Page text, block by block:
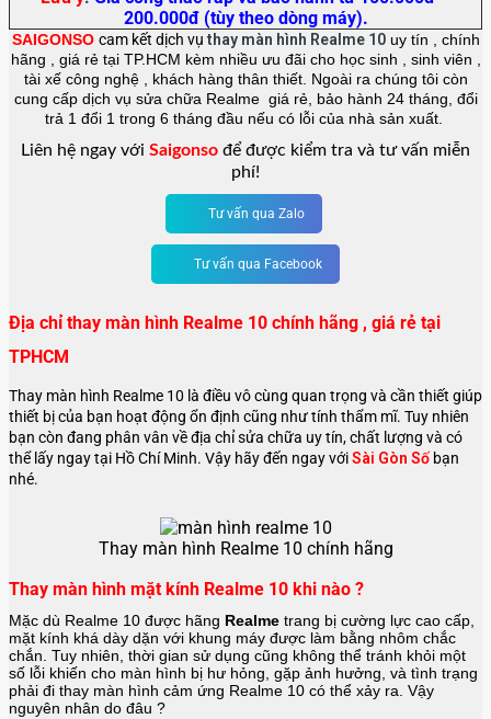
200.000đ (tùy theo dòng máy).
SAIGONSO cam kết dịch vụthay màn hình Realme 10 uy tín , chính
hãng , giá rẻ tại TP.HCM kèm nhiều ưu đãi cho học sinh , sinh viên ,
tài xế công nghệ , khách hàng thân thiết. Ngoài ra chúng tôi còn
cung cấp dịch vụ sửa chữa Realme giá rẻ, bảo hành 24 tháng, đổi
trả 1 đổi 1 trong 6 tháng đầu nếu có lỗi của nhà sản xuất.
Liên hệ ngay với Saigonso để được kiểm tra và tư vấn miễn
phí!
Tư vấn qua Zalo
Tư vấn qua Facebook
Địa chỉ thay màn hình Realme 10 chính hãng , giá rẻ tại
TPHCM
Thay màn hình Realme 10 là điều vô cùng quan trọng và cần thiết giúp
thiết bị của bạn hoạt động ổn định cũng như tính thẩm mĩ. Tuy nhiên
bạn còn đang phân vân về địa chỉ sửa chữa uy tín, chất lượng và có
thể lấy ngay tại Hồ Chí Minh. Vậy hãy đến ngay vớiSài Gòn Số bạn
nhé.
Thay màn hình Realme 10 chính hãng
Thay màn hình mặt kính Realme 10 khi nào ?
Mặc dù Realme 10 được hãng Realme trang bị cường lực cao cấp,
mặt kính khá dày dặn với khung máy được làm bằng nhôm chắc
chắn. Tuy nhiên, thời gian sử dụng cũng không thể tránh khỏi một
số lỗi khiến cho màn hình bị hư hỏng, gặp ảnh hưởng, và tình trạng
phải đi thay màn hình cảm ứng Realme 10 có thể xảy ra. Vậy
nguyên nhân do đâu ?